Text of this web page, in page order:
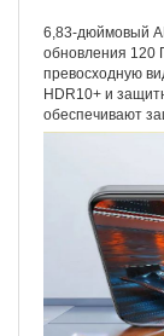
6,83-дюймовый
обновления 120
превосходную
HDR10+ и
обеспечивают